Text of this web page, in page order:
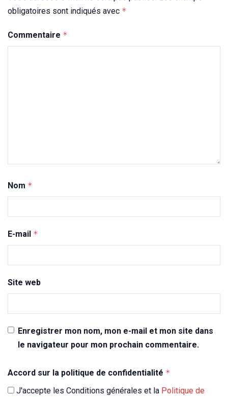
obligatoires sont indiqués avec *
Commentaire *
Nom *
E-mail *
Site web
Enregistrer mon nom, mon e-mail et mon site dans
le navigateur pour mon prochain commentaire.
Accord sur la politique de confidentialité *
J'accepte les Conditions générales et la Politique de